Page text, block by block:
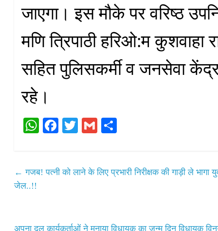
जाएगा। इस मौके पर वरिष्ठ
मणि त्रिपाठी हरिओ:म कुशवाहा
सहित पुलिसकर्मी व जनसेवा
रहे।
W
A
Fa
ok
T
r
G
← गजब! पत्नी को लाने के लिए प्रभारी निरीक्षक की गाड़ी ले
जेल..!!
अपना दल कार्यकर्ताओं ने मनाया विधायक का जन्म दिन विधायक